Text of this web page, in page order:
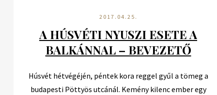
2017.04.25.
A HÚSVÉTI NYUSZI ESETE A
BALKÁNNAL – BEVEZETŐ
Húsvét hétvégéjén, péntek kora reggel gyűl a tömeg a
budapesti Pöttyös utcánál. Kemény kilenc ember egy